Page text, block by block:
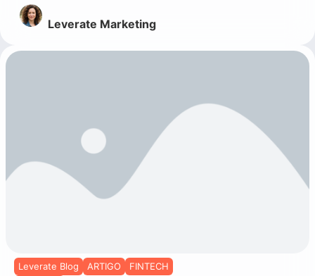
Leverate Marketing
Leverate Blog ARTIGO
FINTECH